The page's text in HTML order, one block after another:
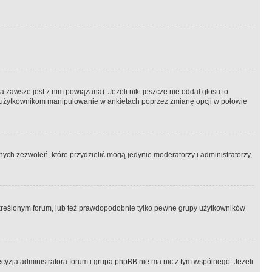
jest z nim powiązana). Jeżeli nikt jeszcze nie oddał głosu to
manipulowanie w ankietach poprzez zmianę opcji w połowie
zezwoleń, które przydzielić mogą jedynie moderatorzy i administratorzy,
forum, lub też prawdopodobnie tylko pewne grupy użytkowników
administratora forum i grupa phpBB nie ma nic z tym wspólnego. Jeżeli